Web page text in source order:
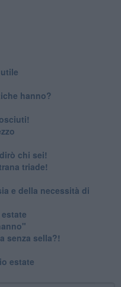
hanno?
chi sei!
triade!
e della necessità di
senza sella?!
estate